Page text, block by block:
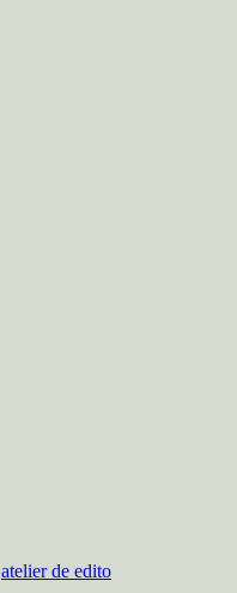
atelier de edito